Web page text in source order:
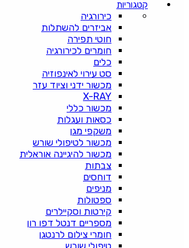
קטגוריות
כירורגיה
אביזרים להשתלות
חוטי תפירה
חומרים לכירורגיה
כלים
סט עירוי לאינפוזיה
מכשור ידני וציוד עזר
X-RAY
מכשור כללי
כסאות ועגלות
משקפי מגן
מכשור לטיפולי שורש
מכשור להיגיינה אוראלית
צבתות
דוחסים
מניפים
ספטולות
קירטות וסקיילרים
מספריים דנטל דפו רון
חומרי צילום לרנטגן